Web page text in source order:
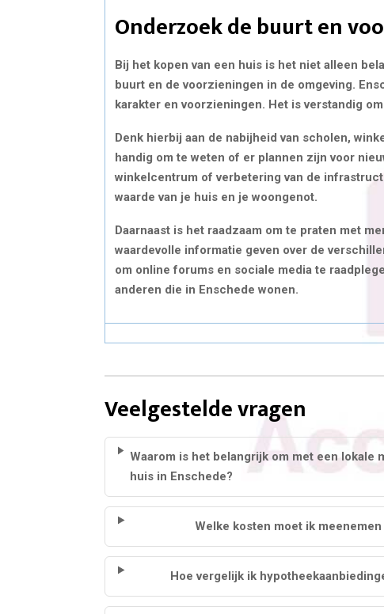
Onderzoek de buurt en
Bij het kopen van een huis is het niet alleen
buurt en de voorzieningen in de omgeving.
karakter en voorzieningen. Het is verstandig
Denk hierbij aan de nabijheid van scholen,
handig om te weten of er plannen zijn voor
winkelcentrum of verbetering van de
waarde van je huis en je woongenot.
Daarnaast is het raadzaam om te praten met
waardevolle informatie geven over de
om online forums en sociale media te
anderen die in Enschede wonen.
Veelgestelde vragen
Waarom is het belangrijk om met een lokale
huis in Enschede?
Welke kosten moet ik
Hoe vergelijk ik